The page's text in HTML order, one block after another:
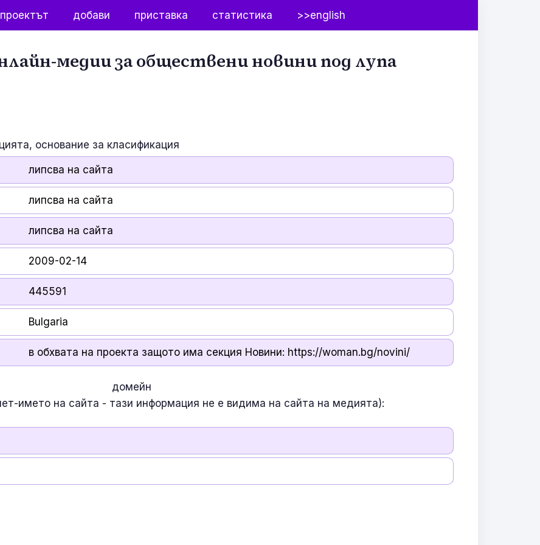
проектът добави приставка статистика >>english
медии за обществени новини под лупа
основание за класификация
липсва на сайта
липсва на сайта
липсва на сайта
2009-02-14
445591
Bulgaria
в обхвата на проекта защото има секция Новини: https://woman.bg/novini/
домейн
името на сайта - тази информация не е видима на сайта на медията):